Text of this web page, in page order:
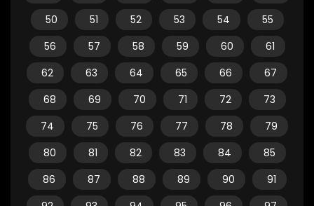
50
51 52 53 54
55
56
57 58 59 60
61
62
63 64 65 66
67
68
69 70 71 72
73
74
75 76 77 78
79
80
81 82 83 84
85
86
87 88 89 90
91